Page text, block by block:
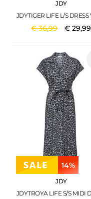
JDY
€36,99 €29,99
14%
JDY